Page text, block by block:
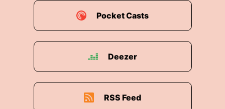
Pocket Casts
Deezer
RSS Feed